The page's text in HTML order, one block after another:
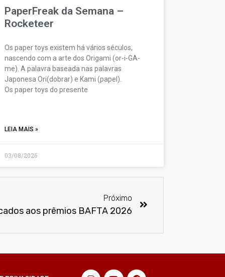
PaperFreak da Semana –
Rocketeer
Os paper toys existem há vários séculos,
nascendo com a arte dos Origami (or-i-GA-
me). A palavra baseada nas palavras
Japonesa Ori(dobrar) e Kami (papel).
Os paper toys do presente
LEIA MAIS »
03/08/2026
Próximo
aos prêmios BAFTA 2026